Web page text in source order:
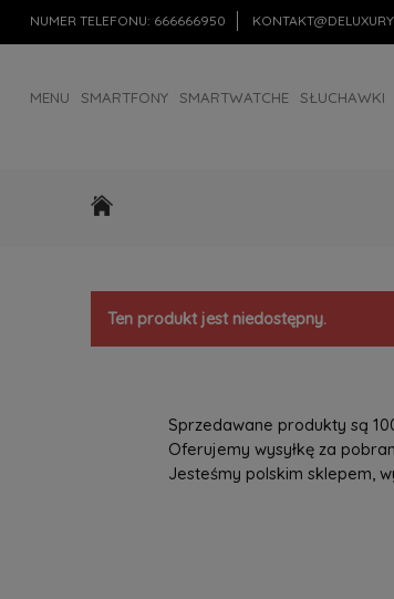
NUMER TELEFONU: 666666950
MENU SMARTFONY SMARTWATCHE SŁUCHAWKI
Ten produkt jest niedostępny.
Sprzedawane produkty są
Oferujemy wysyłkę za
Jesteśmy polskim sklepem,